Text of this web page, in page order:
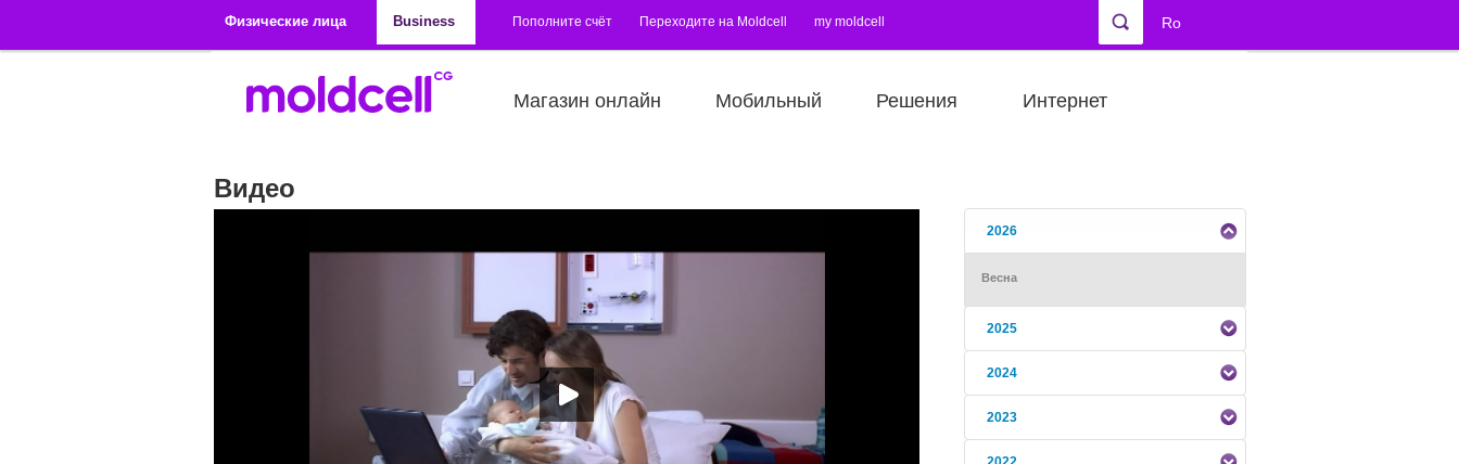
Физические лица
Business Пополните счёт Переходите на Moldcell my moldcell Ro
Магазин онлайн Мобильный Решения Интернет
Видео
2026
Весна
2025
2024
2023